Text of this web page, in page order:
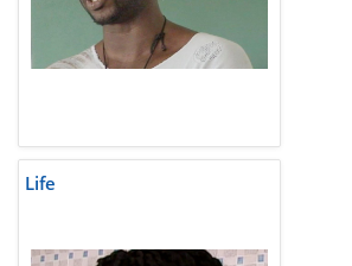
Life